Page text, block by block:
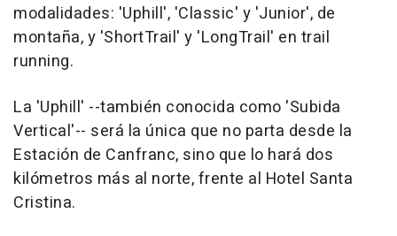
modalidades: 'Uphill', 'Classic' y 'Junior', de
montaña, y 'ShortTrail' y 'LongTrail' en trail
running.
La 'Uphill' --también conocida como 'Subida
Vertical'-- será la única que no parta desde la
Estación de Canfranc, sino que lo hará dos
kilómetros más al norte, frente al Hotel Santa
Cristina.